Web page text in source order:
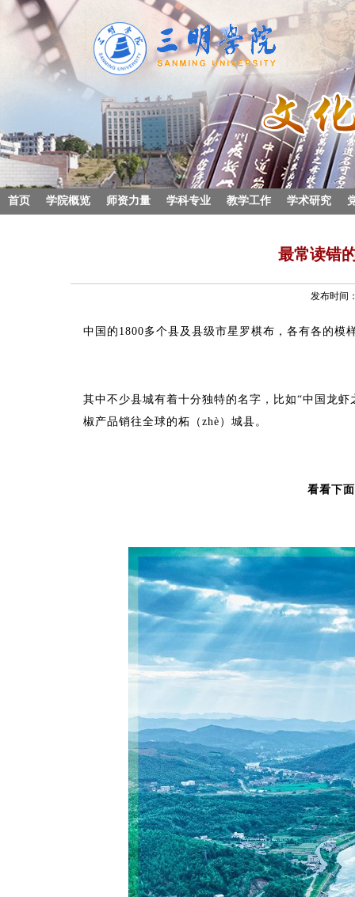
首页 学院概览 师资力量 学科专业 教学工作 学术研究
最常读错
发布时间
中国的1800多个县及县级市星罗棋布，各有各的模
其中不少县城有着十分独特的名字，比如“中国龙
椒产品销往全球的柘（zhè）城县。
看看下